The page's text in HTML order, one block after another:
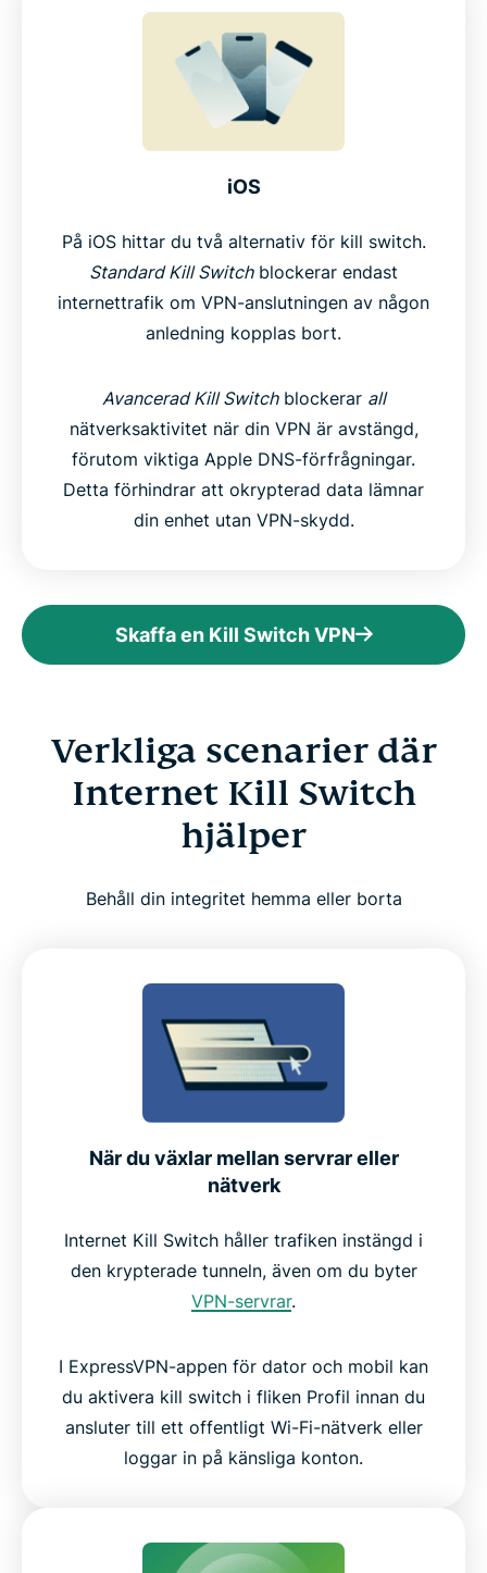
iOS
På iOS hittar du två alternativ för kill switch.
Standard Kill Switchblockerar endast
internettrafik om VPN-anslutningen av någon
anledning kopplas bort.
Avancerad Kill Switchblockerar all
nätverksaktivitet när din VPN är avstängd,
förutom viktiga Apple DNS-förfrågningar.
Detta förhindrar att okrypterad data lämnar
din enhet utan VPN-skydd.
Skaffa en Kill Switch VPN
Verkliga scenarier där
Internet Kill Switch
hjälper
Behåll din integritet hemma eller borta
När du växlar mellan servrar eller
nätverk
Internet Kill Switch håller trafiken instängd i
den krypterade tunneln, även om du byter
VPN-servrar.
I ExpressVPN-appen för dator och mobil kan
du aktivera kill switch i fliken Profil innan du
ansluter till ett offentligt Wi-Fi-nätverk eller
loggar in på känsliga konton.